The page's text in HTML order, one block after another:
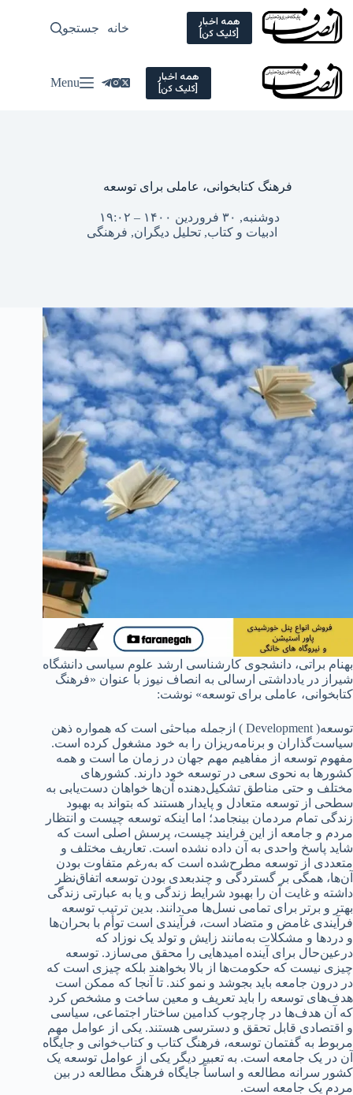
Skip
content
همه اخبار
[کلیک کن] خانه سیاسی
جستجو
همه اخبار
[کلیک کن] Menu
فرهنگ کتابخوانی، عاملی برای توسعه
دوشنبه, ۳۰ فروردین ۱۴۰۰ – ۱۹:۰۲
ادبیات و کتاب,تحلیل دیگران, فرهنگی
بهنام براتی، دانشجوی کارشناسی ارشد علوم سیاسی دانشگاه
شیراز در یادداشتی ارسالی به انصاف نیوز با عنوان «فرهنگ
کتابخوانی، عاملی برای توسعه» نوشت:
توسعه( Development ) ازجمله مباحثی است که همواره ذهن
سیاست‌گذاران و برنامه‌ریزان را به خود مشغول کرده است.
مفهوم توسعه از مفاهیم مهم جهان در زمان ما است و همه
کشورها به نحوی سعی در توسعه خود دارند. کشورهای
مختلف و حتی مناطق تشکیل‌دهنده آن‌ها خواهان دست‌یابی به
سطحی از توسعه متعادل و پایدار هستند که بتواند به بهبود
زندگی تمام مردمان بینجامد؛ اما اینکه توسعه چیست و انتظار
مردم و جامعه از این فرایند چیست، پرسش اصلی است که
شاید پاسخ واحدی به آن داده نشده است. تعاریف مختلف و
متعددی از توسعه مطرح‌شده است که به‌رغم متفاوت بودن
آن‌ها، همگی بر گستردگی و چندبعدی بودن توسعه اتفاق‌نظر
داشته و غایت آن را بهبود شرایط زندگی و یا به عبارتی زندگی
بهتر و برتر برای تمامی نسل‌ها می‌دانند. بدین ترتیب توسعه
فرآیندی غامض و متضاد است، فرآیندی است توأم با بحران‌ها
و دردها و مشکلات به‌مانند زایش و تولد یک نوزاد که
درعین‌حال برای آینده امیدهایی را محقق می‌سازد. توسعه
چیزی نیست که حکومت‌ها از بالا بخواهند بلکه چیزی است که
در درون جامعه باید بجوشد و نمو کند. تا آنجا که ممکن است
هدف‌های توسعه را باید تعریف و معین ساخت و مشخص کرد
که آن هدف‌ها در چارچوب کدامین ساختار اجتماعی، سیاسی
و اقتصادی قابل تحقق و دسترسی هستند. یکی از عوامل مهم
مربوط به گفتمان توسعه، فرهنگ کتاب و کتاب‌خوانی و جایگاه
آن در یک جامعه است. به تعبیر دیگر یکی از عوامل توسعه یک
کشور سرانه مطالعه و اساساً جایگاه فرهنگ مطالعه در بین
مردم یک جامعه است.